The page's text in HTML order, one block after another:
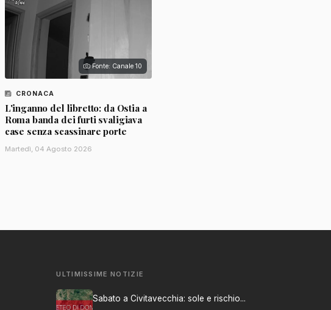
Fonte: Canale 10
CRONACA
L'inganno del libretto: da Ostia a
Roma banda dei furti svaligiava
case senza scassinare porte
Martedì, 04 Agosto 2026
ULTIMISSIME NOTIZIE
Sabato a Civitavecchia: sole e rischio...